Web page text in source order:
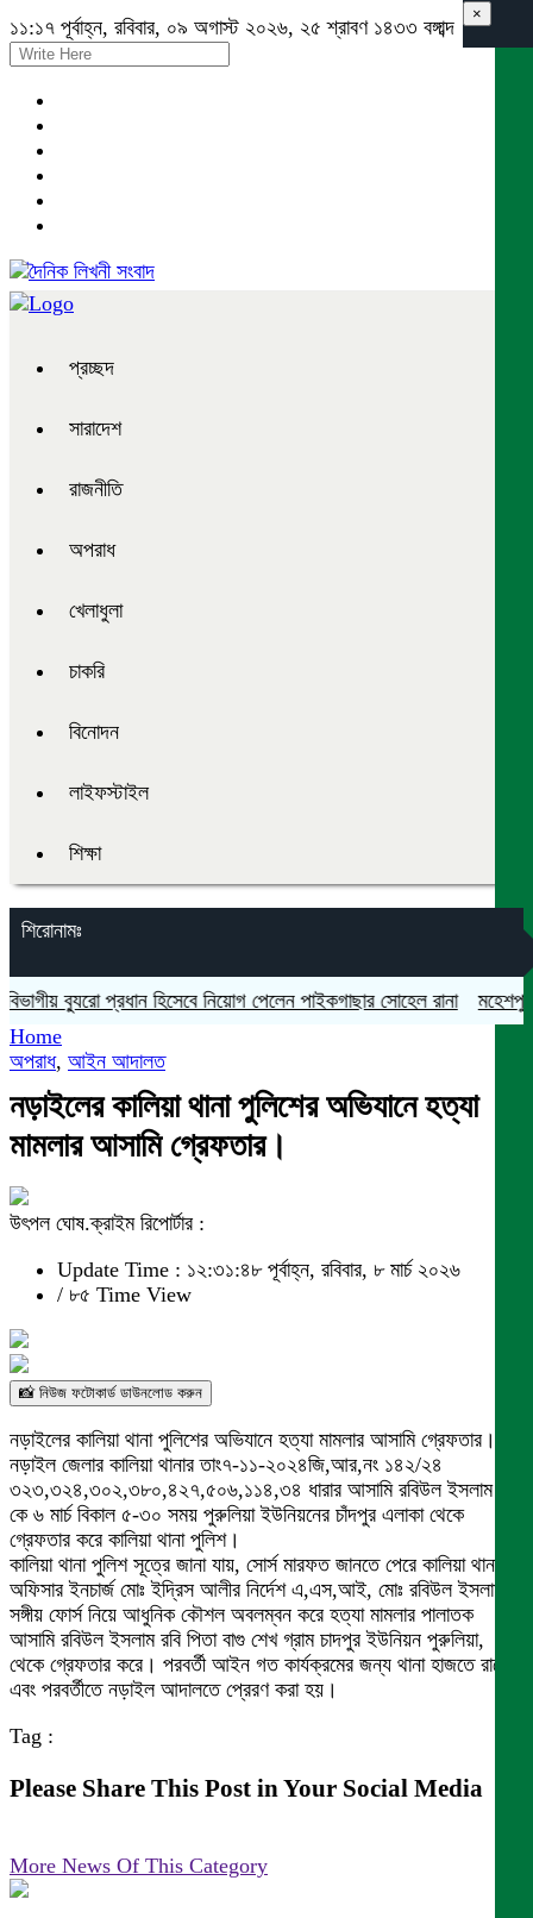
১১:১৭ পূর্বাহ্ন, রবিবার, ০৯ অগাস্ট ২০২৬, ২৫ শ্রাবণ ১৪৩৩ বঙ্গাব্দ
প্রচ্ছদ
সারাদেশ
রাজনীতি
অপরাধ
খেলাধুলা
চাকরি
বিনোদন
লাইফস্টাইল
শিক্ষা
শিরোনামঃ
ব্যুরো প্রধান হিসেবে নিয়োগ পেলেন পাইকগাছার সোহেল রানা মহেশপুরে
×
Home
অপরাধ, আইন আদালত
নড়াইলের কালিয়া থানা পুলিশের অভিযানে হত্যা
মামলার আসামি গ্রেফতার।
উৎপল ঘোষ.ক্রাইম রিপোর্টার :
Update Time : ১২:৩১:৪৮ পূর্বাহ্ন, রবিবার, ৮ মার্চ ২০২৬
/ ৮৫ Time View
📸 নিউজ ফটোকার্ড ডাউনলোড করুন
নড়াইলের কালিয়া থানা পুলিশের অভিযানে হত্যা মামলার আসামি গ্রেফতার।
নড়াইল জেলার কালিয়া থানার তাং৭-১১-২০২৪জি,আর,নং ১৪২/২৪
৩২৩,৩২৪,৩০২,৩৮০,৪২৭,৫০৬,১১৪,৩৪ ধারার আসামি রবিউল ইসলাম রবি
কে ৬ মার্চ বিকাল ৫-৩০ সময় পুরুলিয়া ইউনিয়নের চাঁদপুর এলাকা থেকে
গ্রেফতার করে কালিয়া থানা পুলিশ।
কালিয়া থানা পুলিশ সূত্রে জানা যায়, সোর্স মারফত জানতে পেরে কালিয়া থানার
অফিসার ইনচার্জ মোঃ ইদ্রিস আলীর নির্দেশ এ,এস,আই, মোঃ রবিউল ইসলাম
সঙ্গীয় ফোর্স নিয়ে আধুনিক কৌশল অবলম্বন করে হত্যা মামলার পালাতক
আসামি রবিউল ইসলাম রবি পিতা বাগু শেখ গ্রাম চাদপুর ইউনিয়ন পুরুলিয়া,
থেকে গ্রেফতার করে। পরবর্তী আইন গত কার্যক্রমের জন্য থানা হাজতে রাখে।
এবং পরবর্তীতে নড়াইল আদালতে প্রেরণ করা হয়।
Tag :
Please Share This Post in Your Social Media
More News Of This Category